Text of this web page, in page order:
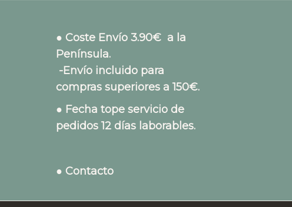
● Coste Envío 3.90€ a la
Península.
-Envío incluido para
compras superiores a 150€.
● Fecha tope servicio de
pedidos 12 días laborables.
● Contacto